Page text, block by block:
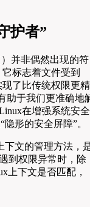
护者”
并非偶然出现的符
标志着文件受到
了比传统权限更精
助于我们更准确地
在增强系统安全
形的安全屏障”。
下文的管理方法，
到权限异常时，除
上下文是否匹配，